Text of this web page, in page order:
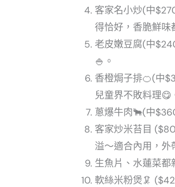
客家名小炒(中
得恰好，香脆鮮味
老皮嫩豆腐(中
🍚。
香橙焗子排🍊(中
兒童界不敗料理😋
蔥爆牛肉🐂(中
客家炒米苔目
溢～適合內用，外
生魚片、水蓮菜都
軟絲米粉煲🦑